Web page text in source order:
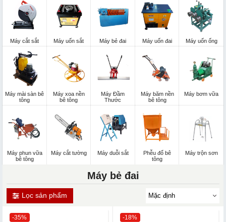
Máy cắt sắt Máy uốn sắt Máy bẻ đai Máy uốn đai Máy uốn ống
Máy mài sàn bê
tông
Máy xoa nền
bê tông
Máy Đầm
Thước
Máy băm nền
bê tông
Máy bơm vữa
Máy phun vữa
bê tông
Máy cắt tường Máy duỗi sắt
Phễu đổ bê
tông
Máy trộn sơn
Máy bẻ đai
Lọc sản phẩm
-35% -18%